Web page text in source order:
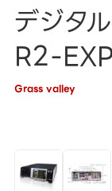
デジタ
R2-
Grass valley